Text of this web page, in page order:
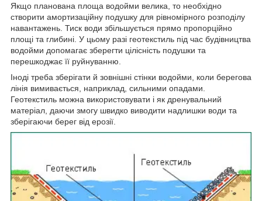
Якщо планована площа водойми велика, то необхідно
створити амортизаційну подушку для рівномірного розподілу
навантажень. Тиск води збільшується прямо пропорційно
площі та глибині. У цьому разі геотекстиль під час будівництва
водойми допомагає зберегти цілісність подушки та
перешкоджає її руйнуванню.
Іноді треба зберігати й зовнішні стінки водойми, коли берегова
лінія вимивається, наприклад, сильними опадами.
Геотекстиль можна використовувати і як дренувальний
матеріал, даючи змогу швидко виводити надлишки води та
зберігаючи берег від ерозії.